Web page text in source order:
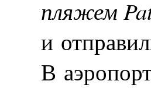
пляжем
и
В